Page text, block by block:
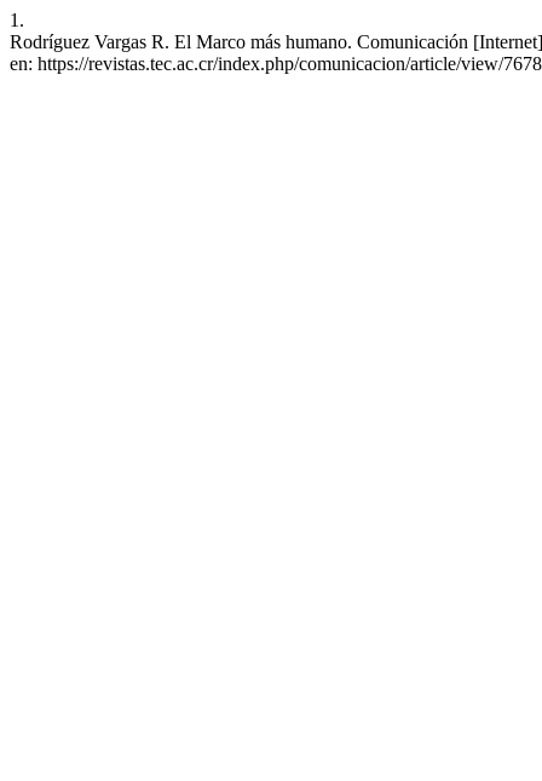
1.
Rodríguez Vargas R. El Marco más humano. Comunicación
en: https://revistas.tec.ac.cr/index.php/comunicacion/article/view/7678